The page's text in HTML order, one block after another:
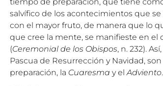
salvífico de los acontecimientos que
con el mayor fruto, de manera que lo
que cree la mente, se manifieste en
(Ceremonial de los Obispos, n. 232).
Pascua de Resurrección y Navidad,
preparación, la Cuaresma y el Adviento.